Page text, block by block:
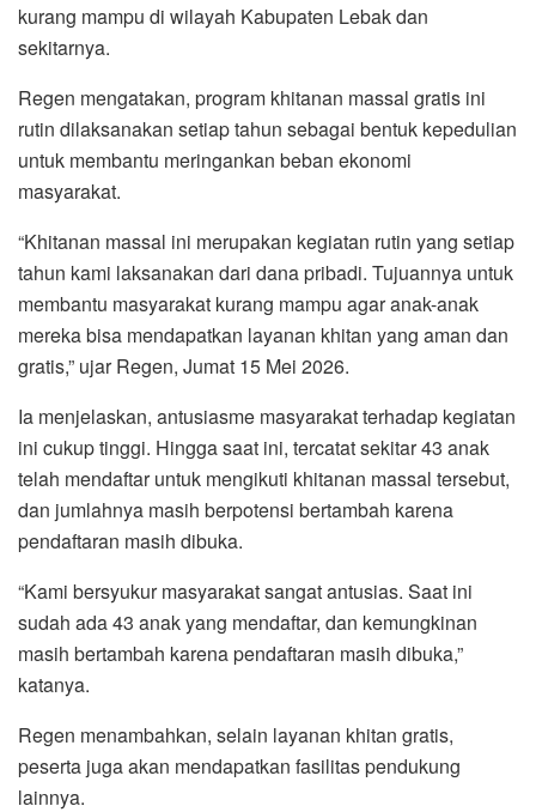
kurang mampu di wilayah Kabupaten Lebak dan
sekitarnya.
Regen mengatakan, program khitanan massal gratis ini
rutin dilaksanakan setiap tahun sebagai bentuk kepedulian
untuk membantu meringankan beban ekonomi
masyarakat.
“Khitanan massal ini merupakan kegiatan rutin yang setiap
tahun kami laksanakan dari dana pribadi. Tujuannya untuk
membantu masyarakat kurang mampu agar anak-anak
mereka bisa mendapatkan layanan khitan yang aman dan
gratis,” ujar Regen, Jumat 15 Mei 2026.
Ia menjelaskan, antusiasme masyarakat terhadap kegiatan
ini cukup tinggi. Hingga saat ini, tercatat sekitar 43 anak
telah mendaftar untuk mengikuti khitanan massal tersebut,
dan jumlahnya masih berpotensi bertambah karena
pendaftaran masih dibuka.
“Kami bersyukur masyarakat sangat antusias. Saat ini
sudah ada 43 anak yang mendaftar, dan kemungkinan
masih bertambah karena pendaftaran masih dibuka,”
katanya.
Regen menambahkan, selain layanan khitan gratis,
peserta juga akan mendapatkan fasilitas pendukung
lainnya.